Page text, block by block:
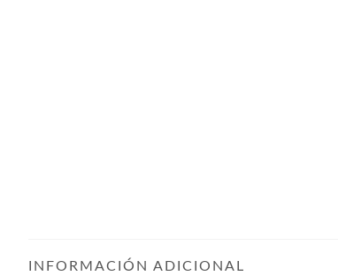
INFORMACIÓN ADICIONAL